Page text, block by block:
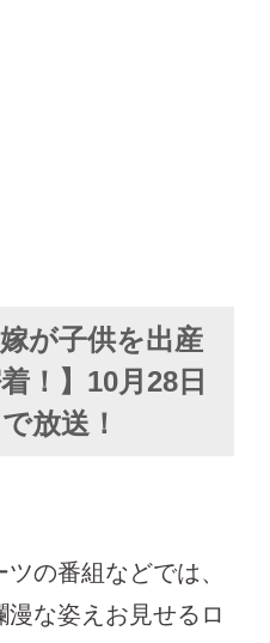
が子供を出産
！】10月28日
放送！
の番組などでは、
な姿えお見せるロ